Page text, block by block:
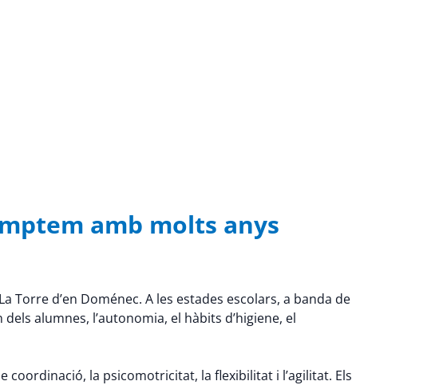
amb molts anys
d’en Doménec. A les estades escolars, a banda de
alumnes, l’autonomia, el hàbits d’higiene, el
coordinació, la psicomotricitat, la flexibilitat i l’agilitat. Els